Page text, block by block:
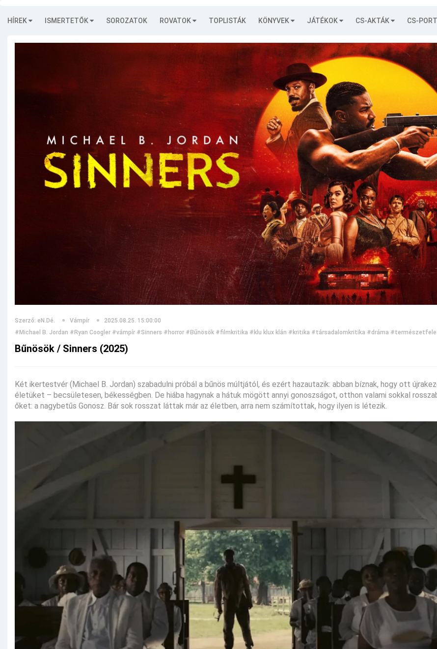
HÍREK ISMERTETŐK SOROZATOK ROVATOK TOPLISTÁK KÖNYVEK JÁTÉKOK CS-AKTÁK CS-
Szerző: eN.Dé. Vámpír
2025.08.25. 15:00:00
#Michael B. Jordan #Ryan Coogler #vámpír #Sinners #horror #Bűnösök #filmkritika #klu klux klán #kritika #társadalomkritika #dráma
Bűnösök / Sinners (2025)
Két ikertestvér (Michael B. Jordan) szabadulni próbál a bűnös múltjától, és ezért hazautazik: abban bíznak, hogy ott
életüket – becsületesen, békességben. De hiába hagynak a hátuk mögött annyi gonoszságot, otthon valami sokkal
őket: a nagybetűs Gonosz. Bár sok rosszat láttak már az életben, arra nem számítottak, hogy ilyen is létezik.